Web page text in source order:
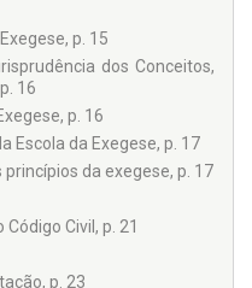
p. 15
dos Conceitos,
16
p. 16
Escola da Exegese, p. 17
da exegese, p. 17
Civil, p. 21
p. 23